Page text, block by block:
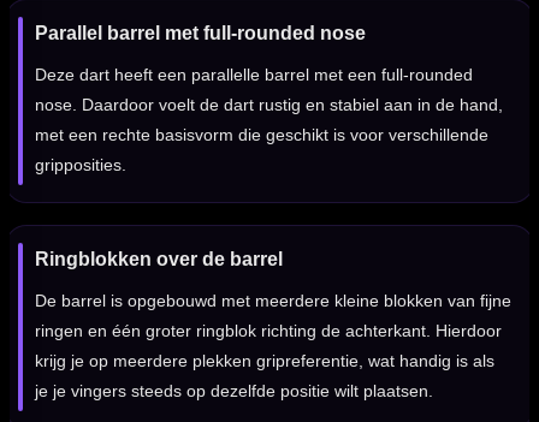
Parallel barrel met full-rounded nose
Deze dart heeft een parallelle barrel met een full-rounded
nose. Daardoor voelt de dart rustig en stabiel aan in de hand,
met een rechte basisvorm die geschikt is voor verschillende
gripposities.
Ringblokken over de barrel
De barrel is opgebouwd met meerdere kleine blokken van fijne
ringen en één groter ringblok richting de achterkant. Hierdoor
krijg je op meerdere plekken gripreferentie, wat handig is als
je je vingers steeds op dezelfde positie wilt plaatsen.